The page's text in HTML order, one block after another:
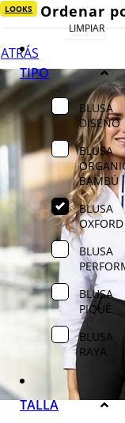
LOOKS
ATRÁS
Ordenar
LIMPIAR
TIPO
BLUSA
DISEÑO
BLUSA
BAMBÚ
BLUSA
OXFORD
BLUSA
BLUSA
PIQUÉ
BLUSA
RAYA
TALLA